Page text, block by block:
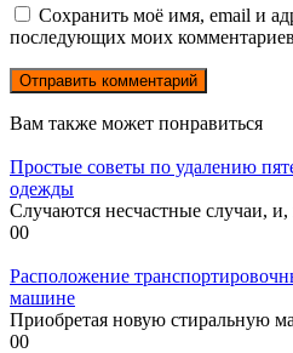
Сохранить моё имя, email и
последующих моих
Вам также может понравиться
Простые советы по удалению
одежды
Случаются несчастные случаи,
00
Расположение
машине
Приобретая новую стиральную
00